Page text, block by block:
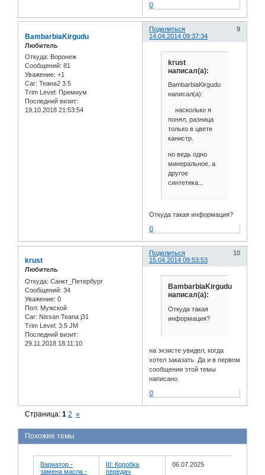
0
Поделиться
9
14.04.2014 09:37:34
BambarbiaKirgudu
Любитель
Откуда: Воронеж
Сообщений: 81
Уважение: +1
Car: Теана2 3.5
Trim Level: Премиум
Последний визит:
19.10.2018 21:53:54
krust
написал(а):
BambarbiaKirgudu
написал(а):
насколько я
понял, разница
только в цвете
канистр.
но ведь одно
минеральное, а
другое
синтетика...
Откуда такая информация?
0
Поделиться
10
15.04.2014 09:53:53
krust
Любитель
Откуда: Санкт_Петербург
Сообщений: 34
Уважение: 0
Пол: Мужской
Car: Nissan Teana j31
Trim Level: 3.5 JM
Последний визит:
29.11.2018 18:11:10
BambarbiaKirgudu
написал(а):
Откуда такая
информация?
на экзисте увидел, когда
хотел заказать. Да и в первом
сообщении этой темы
написано.
0
Страница:1 2 »
Похожие темы
Вариатор -
замена масла -
III: Коробка
передач
06.07.2025